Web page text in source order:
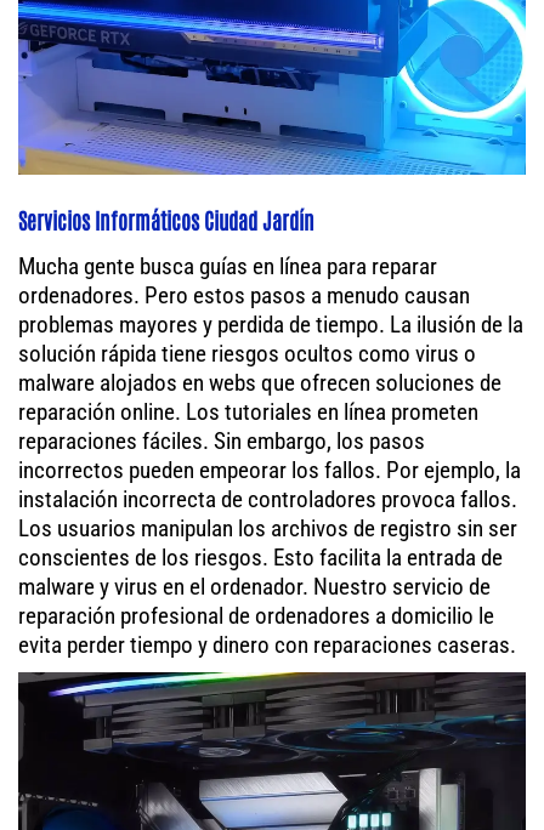
Servicios Informáticos Ciudad Jardín
Mucha gente busca guías en línea para reparar
ordenadores. Pero estos pasos a menudo causan
problemas mayores y perdida de tiempo. La ilusión de la
solución rápida tiene riesgos ocultos como virus o
malware alojados en webs que ofrecen soluciones de
reparación online. Los tutoriales en línea prometen
reparaciones fáciles. Sin embargo, los pasos
incorrectos pueden empeorar los fallos. Por ejemplo, la
instalación incorrecta de controladores provoca fallos.
Los usuarios manipulan los archivos de registro sin ser
conscientes de los riesgos. Esto facilita la entrada de
malware y virus en el ordenador. Nuestro servicio de
reparación profesional de ordenadores a domicilio le
evita perder tiempo y dinero con reparaciones caseras.